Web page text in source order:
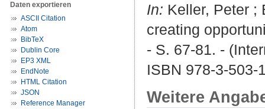
Daten exportieren
ASCII Citation
Atom
BibTeX
Dublin Core
EP3 XML
EndNote
HTML Citation
JSON
Reference Manager
In: Keller, Peter ;
creating
- S. 67-81. -
ISBN 978-3-503-
Weitere